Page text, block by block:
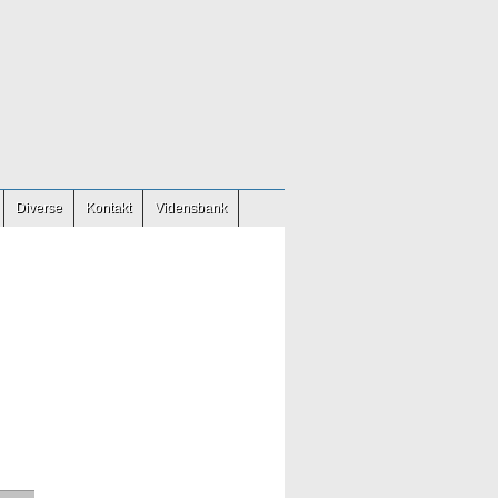
Diverse Kontakt Vidensbank